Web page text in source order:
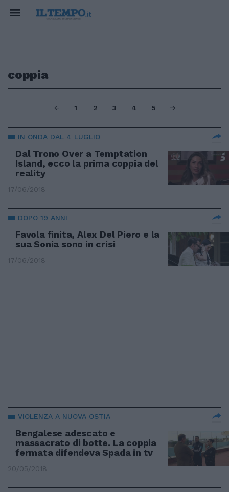
coppia
1 2 3 4 5
IN ONDA DAL 4 LUGLIO
Dal Trono Over a Temptation
Island, ecco la prima coppia del
reality
17/06/2018
DOPO 19 ANNI
Favola finita, Alex Del Piero e la
sua Sonia sono in crisi
17/06/2018
VIOLENZA A NUOVA OSTIA
Bengalese adescato e
massacrato di botte. La coppia
fermata difendeva Spada in tv
20/05/2018